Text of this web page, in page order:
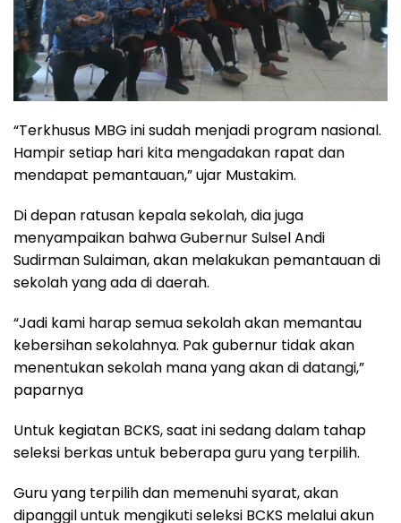
“Terkhusus MBG ini sudah menjadi program nasional.
Hampir setiap hari kita mengadakan rapat dan
mendapat pemantauan,” ujar Mustakim.
Di depan ratusan kepala sekolah, dia juga
menyampaikan bahwa Gubernur Sulsel Andi
Sudirman Sulaiman, akan melakukan pemantauan di
sekolah yang ada di daerah.
“Jadi kami harap semua sekolah akan memantau
kebersihan sekolahnya. Pak gubernur tidak akan
menentukan sekolah mana yang akan di datangi,”
paparnya
Untuk kegiatan BCKS, saat ini sedang dalam tahap
seleksi berkas untuk beberapa guru yang terpilih.
Guru yang terpilih dan memenuhi syarat, akan
dipanggil untuk mengikuti seleksi BCKS melalui akun